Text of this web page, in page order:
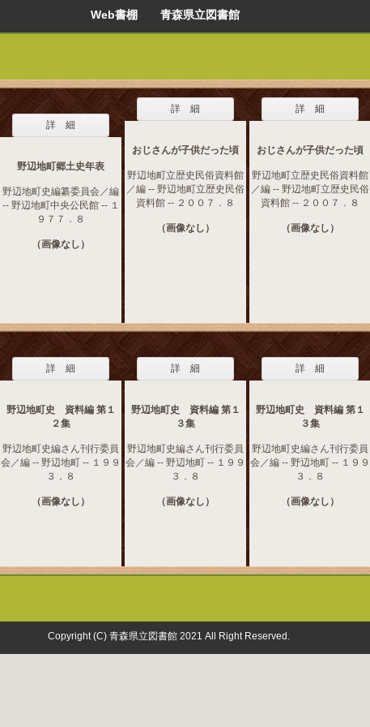
Web書棚 青森県立図書館
詳 細
野辺地町郷土史年表
野辺地町史編纂委員会／編
-- 野辺地町中央公民館 -- １
９７７．８
（画像なし）
詳 細
おじさんが子供だった頃
野辺地町立歴史民俗資料館
／編 -- 野辺地町立歴史民俗
資料館 -- ２００７．８
（画像なし）
詳 細
おじさんが子供だった頃
野辺地町立歴史民俗資料館
／編 -- 野辺地町立歴史民俗
資料館 -- ２００７．８
（画像なし）
詳 細
野辺地町史 資料編 第１
２集
野辺地町史編さん刊行委員
会／編 -- 野辺地町 -- １９９
３．８
（画像なし）
詳 細
野辺地町史 資料編 第１
３集
野辺地町史編さん刊行委員
会／編 -- 野辺地町 -- １９９
３．８
（画像なし）
詳 細
野辺地町史 資料編 第１
３集
野辺地町史編さん刊行委員
会／編 -- 野辺地町 -- １９９
３．８
（画像なし）
Copyright (C) 青森県立図書館 2021 All Right Reserved.